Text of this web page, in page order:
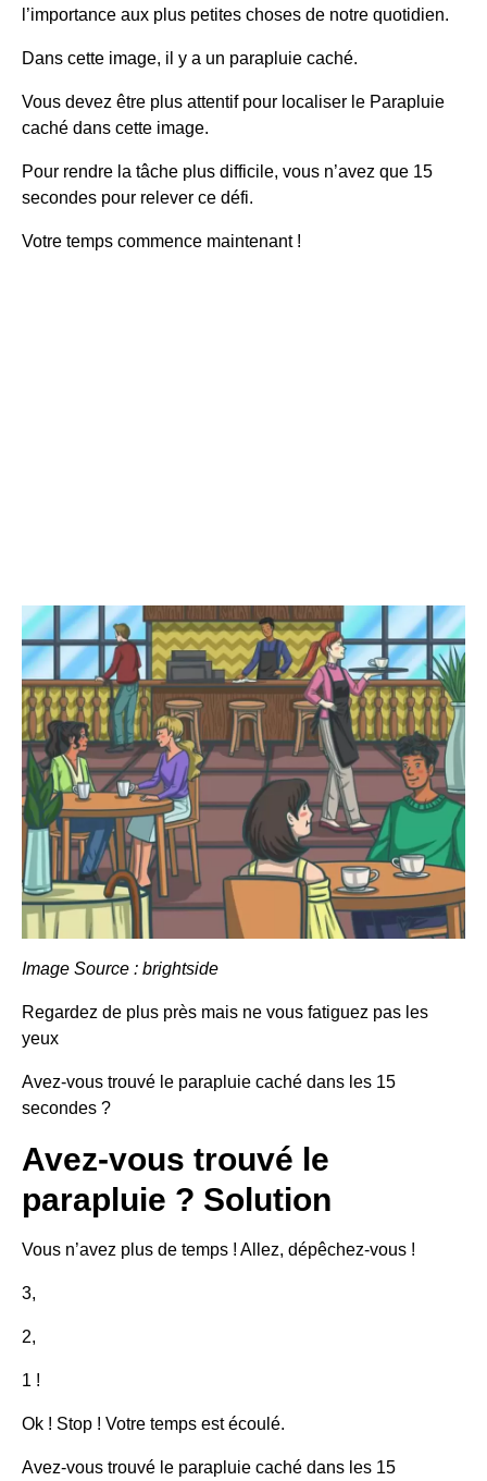
l’importance aux plus petites choses de notre quotidien.
Dans cette image, il y a un parapluie caché.
Vous devez être plus attentif pour localiser le Parapluie
caché dans cette image.
Pour rendre la tâche plus difficile, vous n’avez que 15
secondes pour relever ce défi.
Votre temps commence maintenant !
Image Source : brightside
Regardez de plus près mais ne vous fatiguez pas les
yeux
Avez-vous trouvé le parapluie caché dans les 15
secondes ?
Avez-vous trouvé le
parapluie ? Solution
Vous n’avez plus de temps ! Allez, dépêchez-vous !
3,
2,
1 !
Ok ! Stop ! Votre temps est écoulé.
Avez-vous trouvé le parapluie caché dans les 15